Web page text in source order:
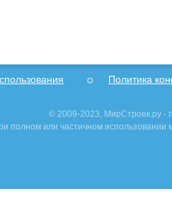
Политика
© 2009-2023, МирСтроек.ру -
полном или частичном использовании